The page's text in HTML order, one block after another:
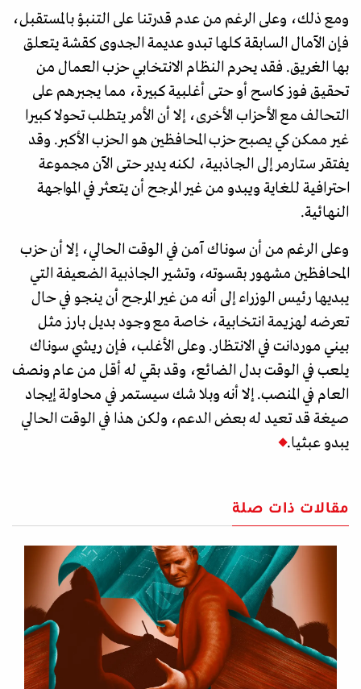
ومع ذلك، وعلى الرغم من عدم قدرتنا على التنبؤ بالمستقبل،
فإن الآمال السابقة كلها تبدو عديمة الجدوى كقشة يتعلق
بها الغريق. فقد يحرم النظام الانتخابي حزب العمال من
تحقيق فوز كاسح أو حتى أغلبية كبيرة، مما يجبرهم على
التحالف مع الأحزاب الأخرى، إلا أن الأمر يتطلب تحولا كبيرا
غير ممكن كي يصبح حزب المحافظين هو الحزب الأكبر. وقد
يفتقر ستارمر إلى الجاذبية، لكنه يدير حتى الآن مجموعة
احترافية للغاية ويبدو من غير المرجح أن يتعثر في المواجهة
النهائية.
وعلى الرغم من أن سوناك آمن في الوقت الحالي، إلا أن حزب
المحافظين مشهور بقسوته، وتشير الجاذبية الضعيفة التي
يبديها رئيس الوزراء إلى أنه من غير المرجح أن ينجو في حال
تعرضه لهزيمة انتخابية، خاصة مع وجود بديل بارز مثل
بيني موردانت في الانتظار. وعلى الأغلب، فإن ريشي سوناك
يلعب في الوقت بدل الضائع، وقد بقي له أقل من عام ونصف
العام في المنصب. إلا أنه وبلا شك سيستمر في محاولة إيجاد
صيغة قد تعيد له بعض الدعم، ولكن هذا في الوقت الحالي
يبدو عبثيا.
مقالات ذات صلة